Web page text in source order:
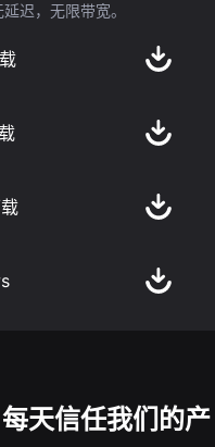
迟，无限带宽。
天信任我们的产